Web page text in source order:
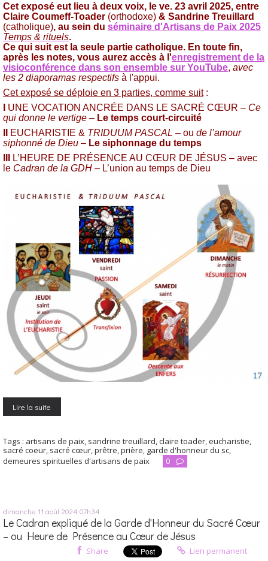
Cet exposé eut lieu à deux voix, le ve. 23 avril 2025, entre
Claire Coumeff-Toader (orthodoxe) & Sandrine Treuillard
(catholique), au sein du séminaire d'Artisans de Paix 2025
Temps & rituels.
Ce qui suit est la seule partie catholique. En toute fin,
après les notes, vous aurez accès à l'enregistrement de la
visioconférence dans son ensemble sur YouTube, avec
les 2 diaporamas respectifs à l'appui.
Cet exposé se déploie en 3 parties, comme suit:
UNE VOCATION ANCRÉE DANS LE SACRÉ CŒUR – Ce
qui donne le vertige – Le temps court-circuité
EUCHARISTIE & TRIDUUM PASCAL – ou de l’amour
siphonné de Dieu – Le siphonnage du temps
L’HEURE DE PRÉSENCE AU CŒUR DE JÉSUS – avec
le Cadran de la GDH – L’union au temps de Dieu
Lire la suite
Tags : artisans de paix, sandrine treuillard,claire toader,eucharistie,
sacré coeur, sacré cœur,prêtre,prière, garde d'honneur du sc,
demeures spirituelles d'artisans de paix
0
dimanche 11 août 2024 07h34
Le Cadran expliqué de la Garde d'Honneur du Sacré Cœur
– ou Heure de Présence au Cœur de Jésus
Share Lien permanent